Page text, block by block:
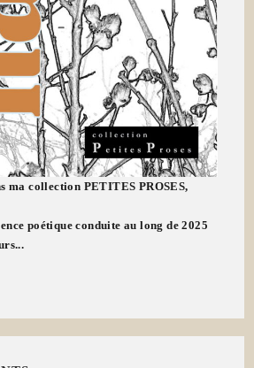
ma collection PETITES PROSES,
poétique conduite au long de 2025